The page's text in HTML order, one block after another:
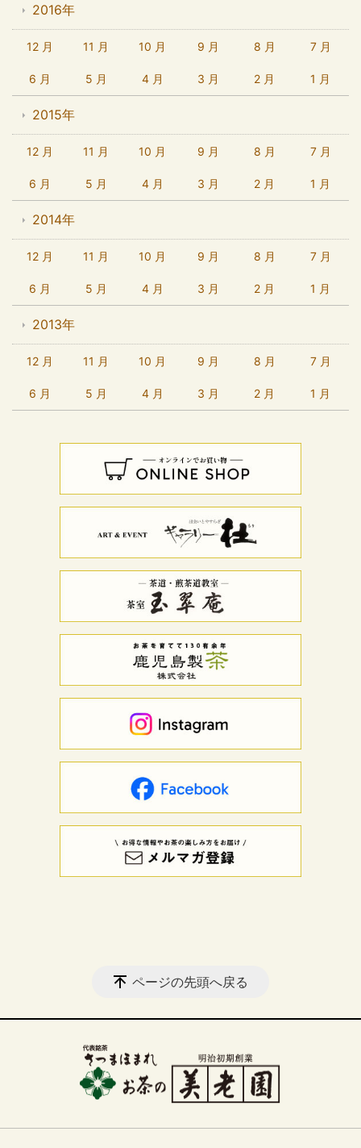
2016年
12 月 11 月 10 月 9 月 8 月 7 月
6 月 5 月 4 月 3 月 2 月 1 月
2015年
12 月 11 月 10 月 9 月 8 月 7 月
6 月 5 月 4 月 3 月 2 月 1 月
2014年
12 月 11 月 10 月 9 月 8 月 7 月
6 月 5 月 4 月 3 月 2 月 1 月
2013年
12 月 11 月 10 月 9 月 8 月 7 月
6 月 5 月 4 月 3 月 2 月 1 月
ページの先頭へ戻る